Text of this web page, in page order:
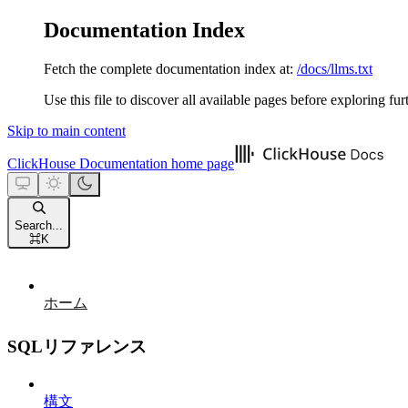
Documentation Index
Fetch the complete documentation index at: /docs/llms.txt
Use this file to discover all available pages before exploring
Skip to main content
ClickHouse Documentation home page
Search...
⌘K
ホーム
SQLリファレンス
構文